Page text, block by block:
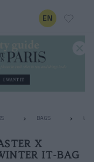
EN
BAGS
X
IT-BAG